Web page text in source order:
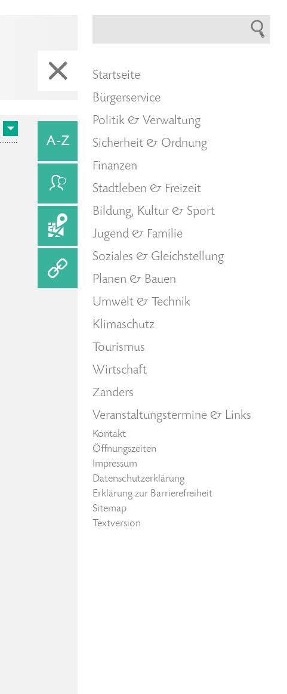
Startseite
Bürgerservice
Politik & Verwaltung
Sicherheit & Ordnung
Finanzen
Stadtleben & Freizeit
Bildung, Kultur & Sport
Jugend & Familie
Soziales & Gleichstellung
Planen & Bauen
Umwelt & Technik
Klimaschutz
Tourismus
Wirtschaft
Zanders
Veranstaltungstermine & Links
Kontakt
Öffnungszeiten
Impressum
Datenschutzerklärung
Erklärung zur Barrierefreiheit
Sitemap
Textversion